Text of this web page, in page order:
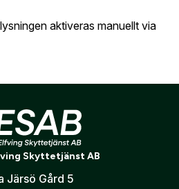
aktiveras manuellt via
vid behov
Skyttetjänst AB
Järsö Gård 5